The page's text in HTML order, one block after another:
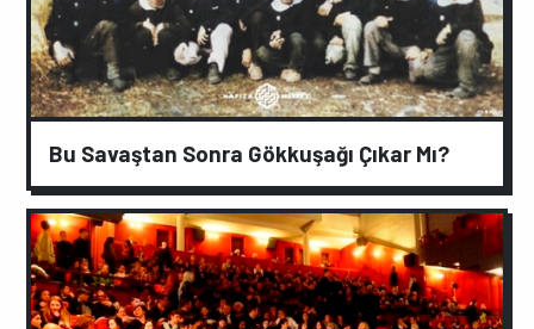
Bu Savaştan Sonra Gökkuşağı Çıkar Mı?